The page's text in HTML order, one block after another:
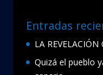
Entradas
LA
Quizá el pueblo